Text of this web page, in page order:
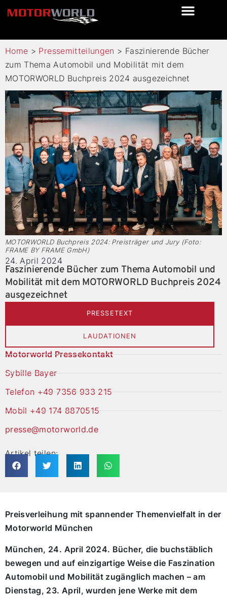
Home > Pressemitteilungen > Faszinierende Bücher
zum Thema Automobil und Mobilität mit dem
MOTORWORLD Buchpreis 2024 ausgezeichnet
MOTORWORLD Buchpreis 2024: Preisträger und Jury (Foto:
FRAME BY FRAME GmbH)
24. April 2024
Faszinierende Bücher zum Thema Automobil und
Mobilität mit dem MOTORWORLD Buchpreis 2024
ausgezeichnet
PRESSETEXT
LAUDATIONEN
Motorworld Pressekontakt
Sybille Bayer
Telefon +49 7356 933 215
Mobil +49 174 8870515
presse@motorworld.de
Artikel teilen:
Preisverleihung mit spannender Themenvielfalt in der
Motorworld München
München, 24. April 2024. Bücher, die buchstäblich
bewegen und auf einzigartige Weise die Faszination
Automobil und Mobilität zugänglich machen – am
Dienstag, 23. April, wurden jene Werke mit dem